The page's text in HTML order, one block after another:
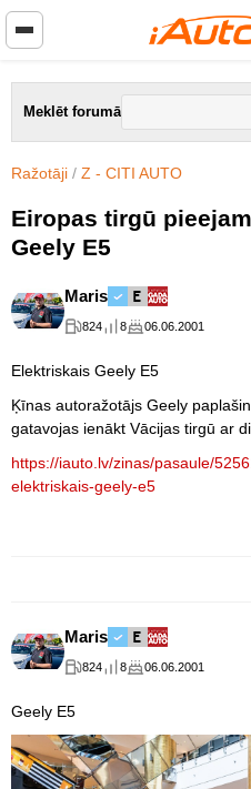
Meklēt forumā
Ražotāji / Z - CITI AUTO
Eiropas tirgū
Geely E5
Maris
824 8 06.06.2001
Elektriskais Geely E5
Ķīnas autoražotājs Geely
gatavojas ienākt Vācijas tirgū ar
https://iauto.lv/zinas/pasaule/
elektriskais-geely-e5
Maris
824 8 06.06.2001
Geely E5